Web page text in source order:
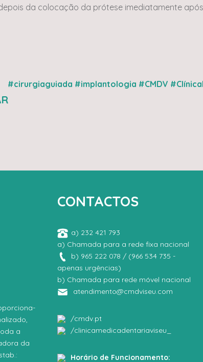
da colocação da prótese imediatamente
#cirurgiaguiada #implantologia #CMDV
a
da
CONTACTOS
a) 232 421 793
a) Chamada para a rede fixa nacional
b) 965 222 078 / (966 534 735 -
apenas urgências)
b) Chamada para rede móvel nacional
atendimento@cmdviseu.com
/cmdv.pt
/clinicamedicadentariaviseu_
Horário de Funcionamento: